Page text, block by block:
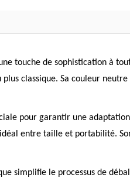
touche de sophistication à
classique. Sa couleur
pour garantir une
entre taille et portabilité.
simplifie le processus de